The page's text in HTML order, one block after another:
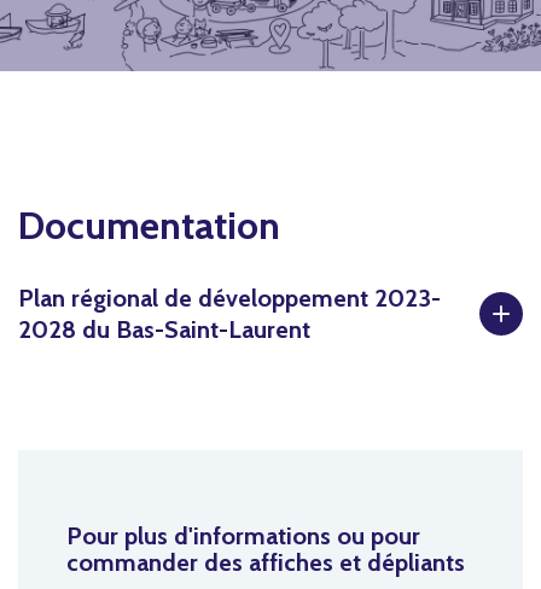
Documentation
1
Plan régional de développement 2023-
2028 du Bas-Saint-Laurent
Pour plus d'informations ou pour
commander des affiches et dépliants